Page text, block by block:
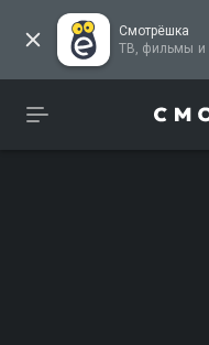
Смотрёшка